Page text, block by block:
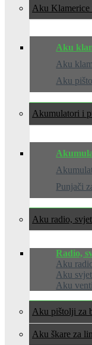
Aku Klamerice
Aku
Aku
Aku
Akumulatori i
Punjači
Aku radio,
Radio,
Aku
Aku
Aku
Aku pištolji za
Aku škare za